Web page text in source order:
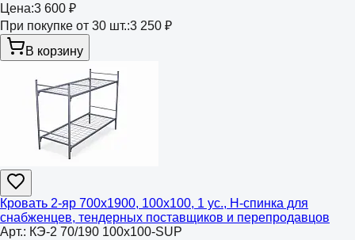
Цена:3 600 ₽
При покупке от 30 шт.:3 250 ₽
В корзину
Кровать 2-яр 700х1900, 100х100, 1 ус., Н-спинка для
снабженцев, тендерных поставщиков и перепродавцов
Арт.: КЭ-2 70/190 100х100-SUP